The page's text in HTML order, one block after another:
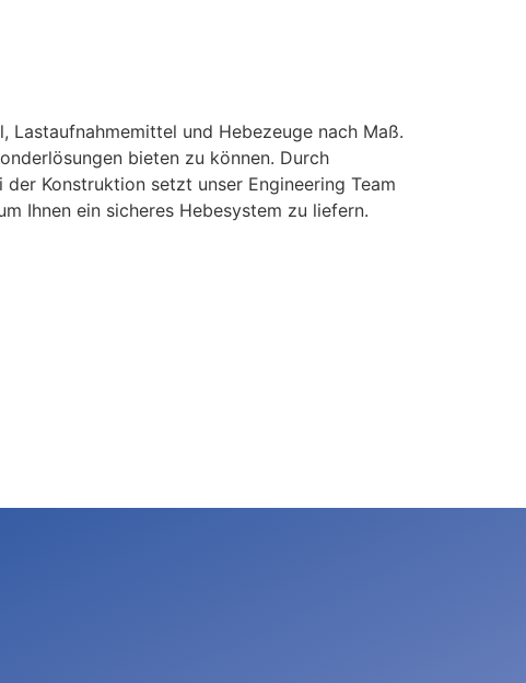
und Hebezeuge nach Maß.
bieten zu können. Durch
Konstruktion setzt unser Engineering Team
Ihnen ein sicheres Hebesystem zu liefern.